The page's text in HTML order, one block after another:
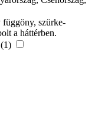
függöny, szürke-
a háttérben.